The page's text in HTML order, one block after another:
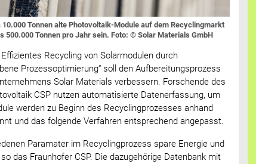
Tonnen alte Photovoltaik-Module auf dem Recyclingmarkt
500.000 Tonnen pro Jahr sein. Foto: © Solar Materials GmbH
Recycling von Solarmodulen durch
Prozessoptimierung“ soll den Aufbereitungsprozess
Solar Materials verbessern. Forschende des
CSP nutzen automatisierte Datenerfassung, um
werden zu Beginn des Recyclingprozesses anhand
und das folgende Verfahren entsprechend angepasst.
Paramater im Recyclingprozess spare Energie und
das Fraunhofer CSP. Die dazugehörige Datenbank mit